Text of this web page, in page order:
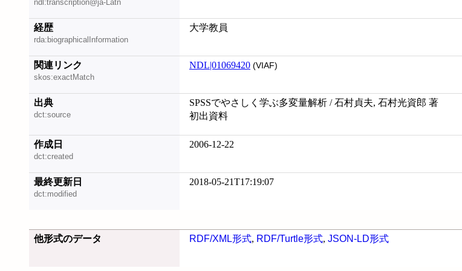
ndl:transcription@ja-Latn
経歴
rda:biographicalInformation
大学教員
関連リンク
skos:exactMatch
NDL|01069420 (VIAF)
出典
dct:source
SPSSでやさしく学ぶ多変量解析 / 石村貞夫, 石村光資郎 著
初出資料
作成日
dct:created
2006-12-22
最終更新日
dct:modified
2018-05-21T17:19:07
他形式のデータ RDF/XML形式, RDF/Turtle形式, JSON-LD形式